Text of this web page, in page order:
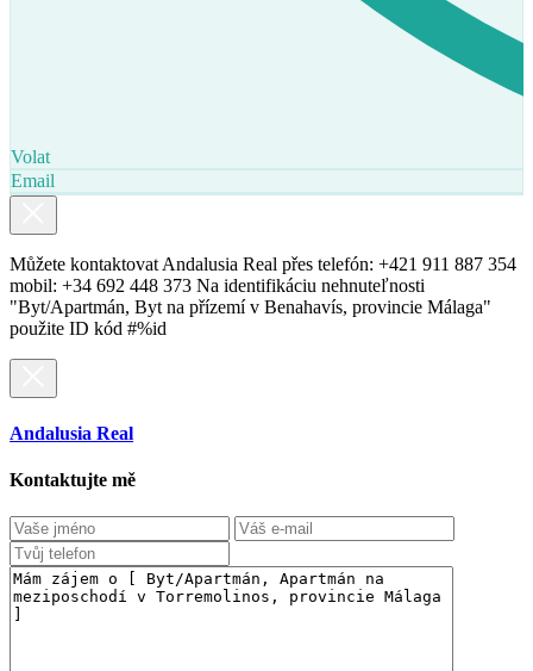
Volat
Email
Můžete kontaktovat Andalusia Real přes telefón: +421 911 887 354
mobil: +34 692 448 373 Na identifikáciu nehnuteľnosti
"Byt/Apartmán, Byt na přízemí v Benahavís, provincie Málaga"
použite ID kód #%id
Andalusia Real
Kontaktujte mě